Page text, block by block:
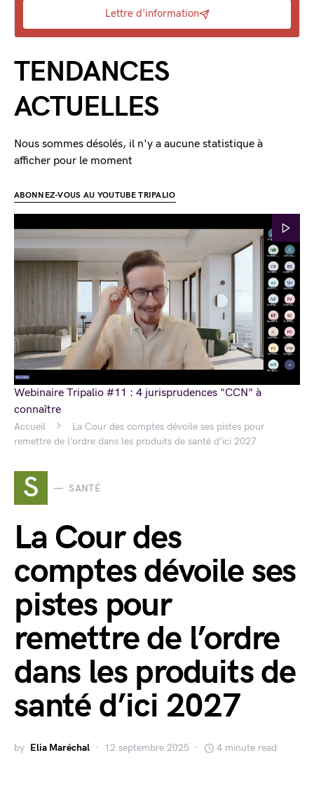
Accueil
La Cour des comptes dévoile ses pistes pour
remettre de l’ordre dans les produits de santé d’ici 2027
S SANTÉ
La Cour des
comptes dévoile ses
pistes pour
remettre de l’ordre
dans les produits de
santé d’ici 2027
by Elia Maréchal 12 septembre 2025 4 minute read
Lettre d'information
TENDANCES
ACTUELLES
Nous sommes désolés, il n'y a aucune statistique à
afficher pour le moment
ABONNEZ-VOUS AU YOUTUBE TRIPALIO
Webinaire Tripalio #11 : 4 jurisprudences "CCN" à
connaître